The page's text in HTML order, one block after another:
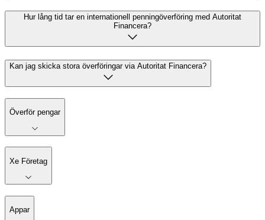
Hur lång tid tar en internationell penningöverföring med Autoritat
Financera?
Kan jag skicka stora överföringar via Autoritat Financera?
Överför pengar
Xe Företag
Appar